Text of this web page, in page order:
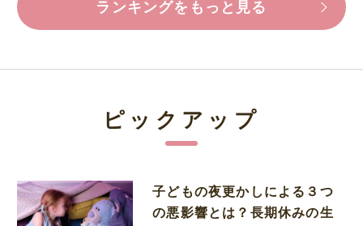
ランキングをもっと見る
ピックアップ
子どもの夜更かしによる３つ
の悪影響とは？長期休みの生